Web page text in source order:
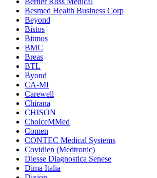
Besmed Health Business Corp
Beyond
Bistos
Bitmos
BMC
Breas
BTL
Byond
CA-MI
Carewell
Chirana
CHISON
ChoiceMMed
Comen
CONTEC Medical Systems
Covidien (Medtronic)
Diesse Diagnostica Senese
Dima Italia